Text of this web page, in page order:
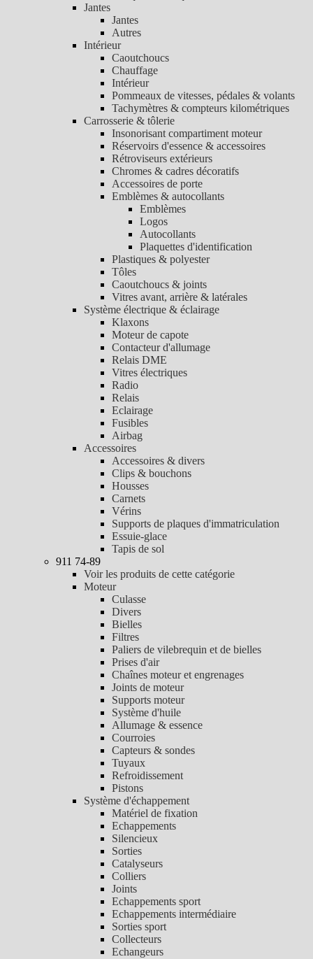
Jantes
Jantes
Autres
Intérieur
Caoutchoucs
Chauffage
Intérieur
Pommeaux de vitesses, pédales & volants
Tachymètres & compteurs kilométriques
Carrosserie & tôlerie
Insonorisant compartiment moteur
Réservoirs d'essence & accessoires
Rétroviseurs extérieurs
Chromes & cadres décoratifs
Accessoires de porte
Emblèmes & autocollants
Emblèmes
Logos
Autocollants
Plaquettes d'identification
Plastiques & polyester
Tôles
Caoutchoucs & joints
Vitres avant, arrière & latérales
Système électrique & éclairage
Klaxons
Moteur de capote
Contacteur d'allumage
Relais DME
Vitres électriques
Radio
Relais
Eclairage
Fusibles
Airbag
Accessoires
Accessoires & divers
Clips & bouchons
Housses
Carnets
Vérins
Supports de plaques d'immatriculation
Essuie-glace
Tapis de sol
911 74-89
Voir les produits de cette catégorie
Moteur
Culasse
Divers
Bielles
Filtres
Paliers de vilebrequin et de bielles
Prises d'air
Chaînes moteur et engrenages
Joints de moteur
Supports moteur
Système d'huile
Allumage & essence
Courroies
Capteurs & sondes
Tuyaux
Refroidissement
Pistons
Système d'échappement
Matériel de fixation
Echappements
Silencieux
Sorties
Catalyseurs
Colliers
Joints
Echappements sport
Echappements intermédiaire
Sorties sport
Collecteurs
Echangeurs